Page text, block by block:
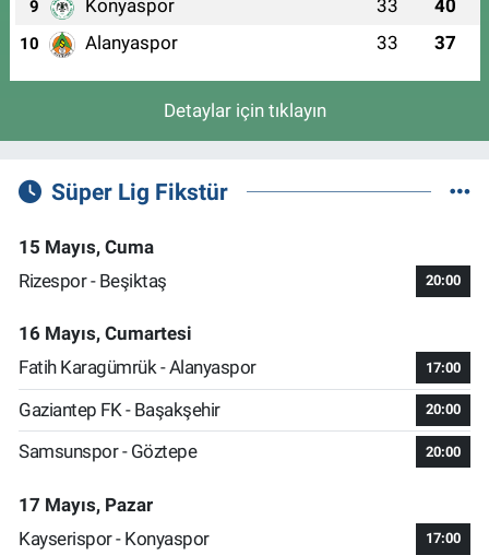
9 Konyaspor 33 40
10 Alanyaspor 33 37
Detaylar için tıklayın
Süper Lig Fikstür
15 Mayıs, Cuma
Rizespor - Beşiktaş
20:00
16 Mayıs, Cumartesi
Fatih Karagümrük - Alanyaspor
17:00
Gaziantep FK - Başakşehir 20:00
Samsunspor - Göztepe 20:00
17 Mayıs, Pazar
Kayserispor - Konyaspor
17:00